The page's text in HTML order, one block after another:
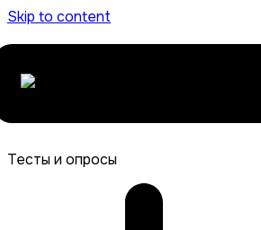
Skip to content
Тесты и опросы